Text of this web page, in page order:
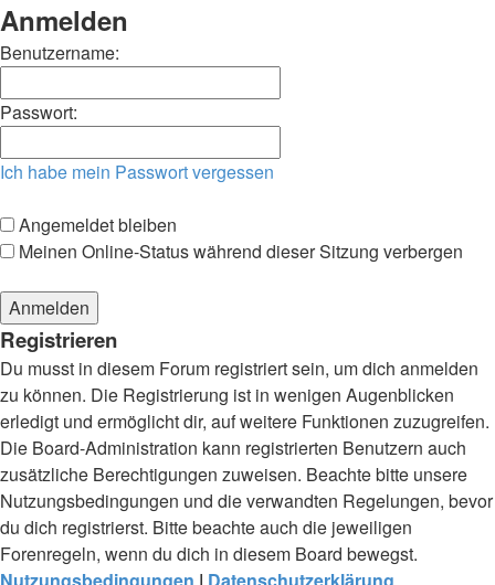
Anmelden
Benutzername:
Passwort:
Ich habe mein Passwort vergessen
Angemeldet bleiben
Meinen Online-Status während dieser Sitzung verbergen
Registrieren
Du musst in diesem Forum registriert sein, um dich anmelden
zu können. Die Registrierung ist in wenigen Augenblicken
erledigt und ermöglicht dir, auf weitere Funktionen zuzugreifen.
Die Board-Administration kann registrierten Benutzern auch
zusätzliche Berechtigungen zuweisen. Beachte bitte unsere
Nutzungsbedingungen und die verwandten Regelungen, bevor
du dich registrierst. Bitte beachte auch die jeweiligen
Forenregeln, wenn du dich in diesem Board bewegst.